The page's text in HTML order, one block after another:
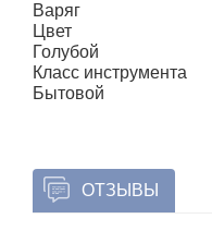
Варяг
Цвет
Голубой
Класс инструмента
Бытовой
ОТЗЫВЫ